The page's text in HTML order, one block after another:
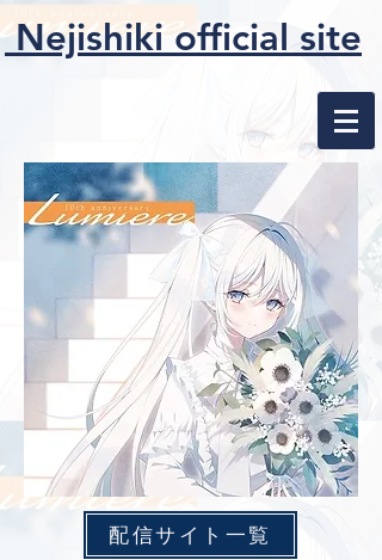
Nejishiki official site
配信サイト一覧